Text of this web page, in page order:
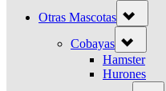
Otras Mascotas sub-
menu
Cobayas sub-
menu
Hamster
Hurones